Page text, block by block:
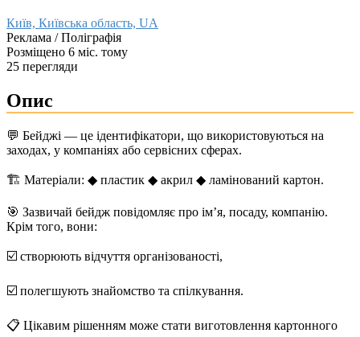
Київ, Київська область, UA
Реклама / Поліграфія
Розміщено 6 міс. тому
25 перегляди
Опис
💬 Бейджі — це ідентифікатори, що використовуються на
заходах, у компаніях або сервісних сферах.
🏗️ Матеріали: ◆ пластик ◆ акрил ◆ ламінований картон.
🎯 Зазвичай бейдж повідомляє про ім’я, посаду, компанію.
Крім того, вони:
☑️ створюють відчуття організованості,
☑️ полегшують знайомство та спілкування.
📋 Цікавим рішенням може стати виготовлення картонного